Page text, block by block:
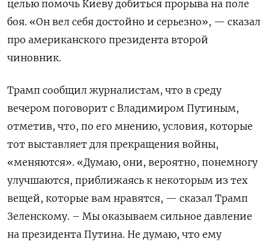
целью помочь Киеву добиться прорыва на поле
боя. «Он вел себя достойно и серьезно», — сказал
про американского президента второй
чиновник.
Трамп сообщил журналистам, что в среду
вечером поговорит с Владимиром Путиным,
отметив, что, по его мнению, условия, которые
тот выставляет для прекращения войны,
«меняются». «Думаю, они, вероятно, понемногу
улучшаются, приближаясь к некоторым из тех
вещей, которые вам нравятся, — сказал Трамп
Зеленскому. – Мы оказываем сильное давление
на президента Путина. Не думаю, что ему